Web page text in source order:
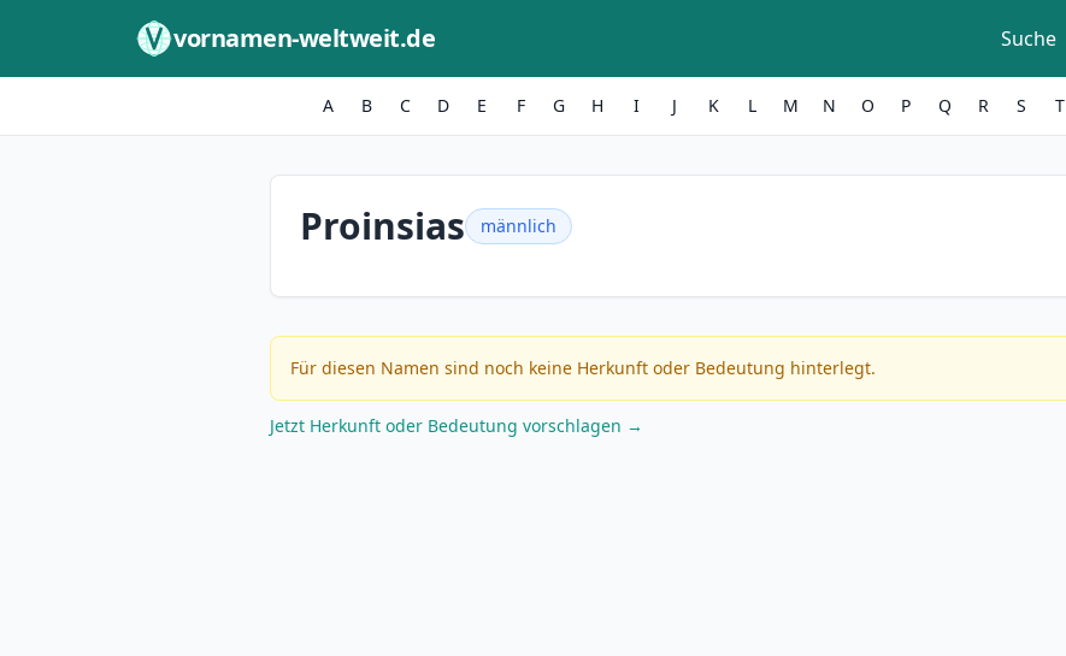
vornamen-weltweit.de Suche
A B C D E F G H I J K L M N O P Q R S T
Proinsias männlich
Für diesen Namen sind noch keine Herkunft oder Bedeutung hinterlegt.
Jetzt Herkunft oder Bedeutung vorschlagen →